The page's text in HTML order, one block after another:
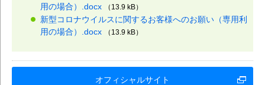
用の場合）.docx
（13.9 kB）
新型コロナウイルスに関するお客様へのお願い（専用利
用の場合）.docx
（13.9 kB）
オフィシャルサイト